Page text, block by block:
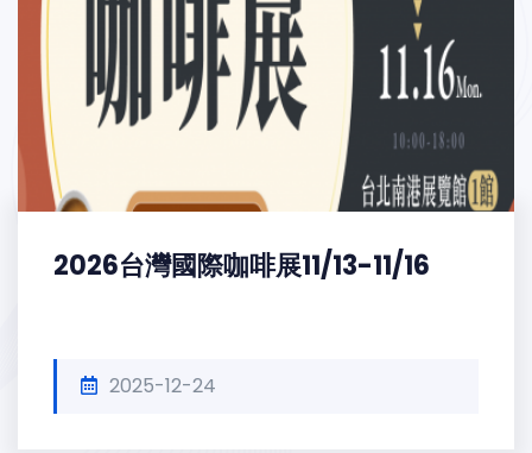
2026台灣國際咖啡展11/13-11/16
2025-12-24